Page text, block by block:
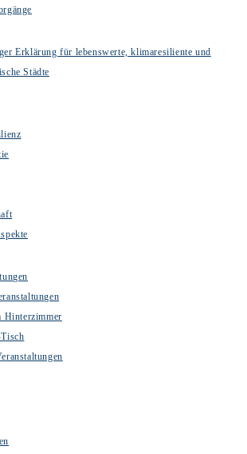
Erklärung für lebenswerte, klimaresiliente und
Städte
Hinterzimmer